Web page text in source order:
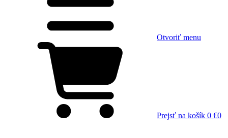
Otvoriť menu
Prejsť na košík 0 €0